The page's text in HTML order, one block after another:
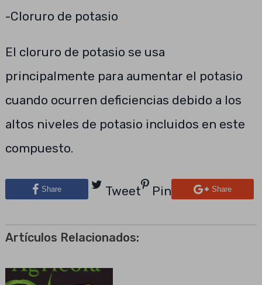
-Cloruro de potasio
El cloruro de potasio se usa
principalmente para aumentar el potasio
cuando ocurren deficiencias debido a los
altos niveles de potasio incluidos en este
compuesto.
Share Tweet Pin Share
Artículos Relacionados: